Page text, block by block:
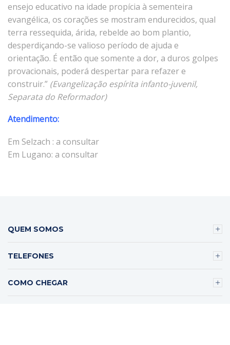
ensejo educativo na idade propícia à sementeira
evangélica, os corações se mostram endurecidos, qual
terra ressequida, árida, rebelde ao bom plantio,
desperdiçando-se valioso período de ajuda e
orientação. É então que somente a dor, a duros golpes
provacionais, poderá despertar para refazer e
construir.” (Evangelização espírita infanto-juvenil,
Separata do Reformador)
Atendimento:
Em Selzach : a consultar
Em Lugano: a consultar
QUEM SOMOS
TELEFONES
COMO CHEGAR